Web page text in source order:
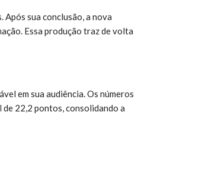
sua conclusão, a nova
Essa produção traz de volta
em sua audiência. Os números
de 22,2 pontos, consolidando a